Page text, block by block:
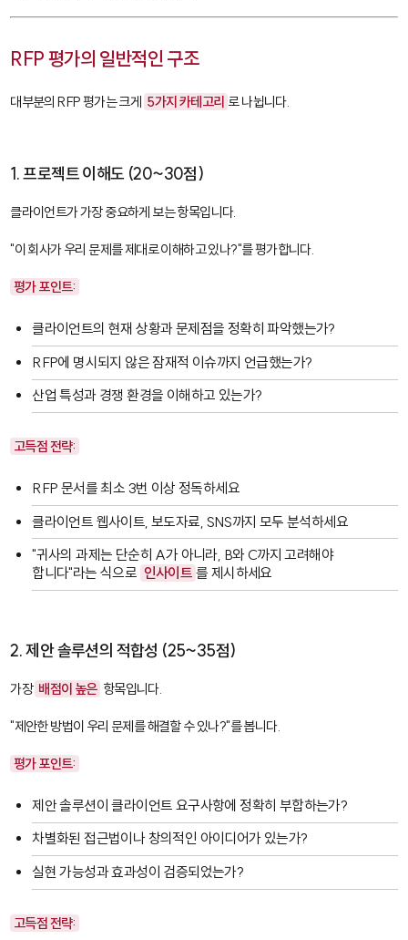
RFP 평가의 일반적인 구조
대부분의 RFP 평가는 크게 5가지 카테고리 로 나뉩니다.
1. 프로젝트 이해도 (20~30점)
클라이언트가 가장 중요하게 보는 항목입니다.
"이 회사가 우리 문제를 제대로 이해하고 있나?"를 평가합니다.
평가 포인트:
클라이언트의 현재 상황과 문제점을 정확히 파악했는가?
RFP에 명시되지 않은 잠재적 이슈까지 언급했는가?
산업 특성과 경쟁 환경을 이해하고 있는가?
고득점 전략:
RFP 문서를 최소 3번 이상 정독하세요
클라이언트 웹사이트, 보도자료, SNS까지 모두 분석하세요
"귀사의 과제는 단순히 A가 아니라, B와 C까지 고려해야
합니다"라는 식으로 인사이트 를 제시하세요
2. 제안 솔루션의 적합성 (25~35점)
가장 배점이 높은 항목입니다.
"제안한 방법이 우리 문제를 해결할 수 있나?"를 봅니다.
평가 포인트:
제안 솔루션이 클라이언트 요구사항에 정확히 부합하는가?
차별화된 접근법이나 창의적인 아이디어가 있는가?
실현 가능성과 효과성이 검증되었는가?
고득점 전략: